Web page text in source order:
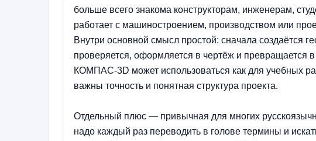
больше всего знакома конструкторам, инженерам,
работает с машиностроением, производством или
Внутри основной смысл простой: сначала создаётся
проверяется, оформляется в чертёж и превращается
КОМПАС-3D может использоваться как для учебных
важны точность и понятная структура проекта.
Отдельный плюс — привычная для многих
надо каждый раз переводить в голове термины и